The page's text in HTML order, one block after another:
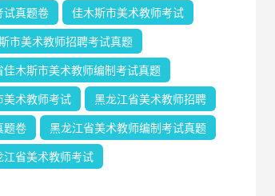
试真题卷 佳木斯市美术教师考试
市美术教师招聘考试真题
佳木斯市美术教师编制考试真题
美术教师考试 黑龙江省美术教师招聘
题卷 黑龙江省美术教师编制考试真题
江省美术教师考试